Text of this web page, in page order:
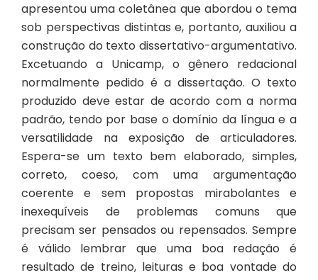
apresentou uma coletânea que abordou o tema
sob perspectivas distintas e, portanto, auxiliou a
construção do texto dissertativo-argumentativo.
Excetuando a Unicamp, o gênero redacional
normalmente pedido é a dissertação. O texto
produzido deve estar de acordo com a norma
padrão, tendo por base o domínio da língua e a
versatilidade na exposição de articuladores.
Espera-se um texto bem elaborado, simples,
correto, coeso, com uma argumentação
coerente e sem propostas mirabolantes e
inexequíveis de problemas comuns que
precisam ser pensados ou repensados. Sempre
é válido lembrar que uma boa redação é
resultado de treino, leituras e boa vontade do